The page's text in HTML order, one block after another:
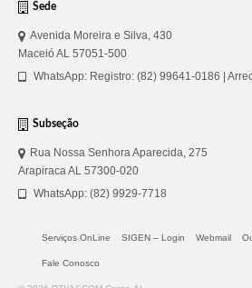
Sede
Avenida Moreira e Silva, 430
Maceió AL 57051-500
WhatsApp: Registro: (82) 99641-0186 |
Subseção
Rua Nossa Senhora Aparecida, 275
Arapiraca AL 57300-020
WhatsApp: (82) 9929-7718
Serviços OnLine SIGEN – Login Webmail
Fale Conosco